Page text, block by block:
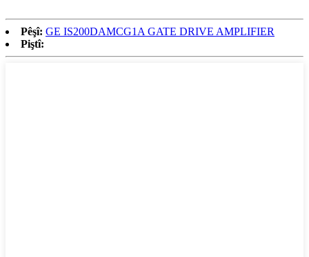
Pêşî: GE IS200DAMCG1A GATE DRIVE AMPLIFIER
Piştî: